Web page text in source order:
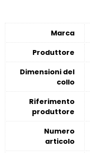
Marca
Produttore
Dimensioni del
collo
Riferimento
produttore
Numero
articolo